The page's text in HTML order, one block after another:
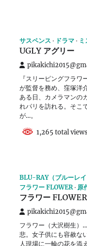
サスペンス ドラマ
UGLY アグリー
『スリーピングフラ
が監督を務め、窪塚洋
ある日、カメラマンの
れパリを訪れる。そこ
が…。
1,265 total views
BLU-RAY（ブルーレイ
フラワー FLOWER
原
フラワー
フラワー（大沢樹生）
悲。女子供にも容赦な
人現場に一輪の花を添